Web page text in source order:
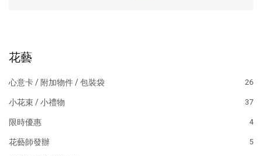
花藝
心意卡 / 附加物件 / 包裝袋 26
小花束 / 小禮物 37
限時優惠 4
花藝師發辦 5